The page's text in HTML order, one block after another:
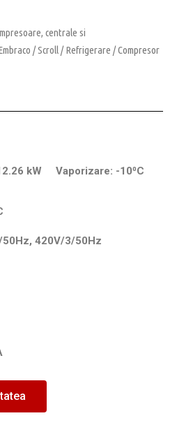
centrale si
/Scroll/Refrigerare / Compresor
kW Vaporizare: -10⁰C
420V/3/50Hz